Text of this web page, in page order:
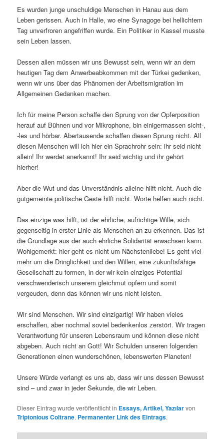
Es wurden junge unschuldige Menschen in Hanau aus dem
Leben gerissen. Auch in Halle, wo eine Synagoge bei hellichtem
Tag unverfroren angefriffen wurde. Ein Politiker in Kassel musste
sein Leben lassen.
Dessen allen müssen wir uns Bewusst sein, wenn wir an dem
heutigen Tag dem Anwerbeabkommen mit der Türkei gedenken,
wenn wir uns über das Phänomen der Arbeitsmigration im
Allgemeinen Gedanken machen.
Ich für meine Person schaffe den Sprung von der Opferposition
herauf auf Bühnen und vor Mikrophone, bin einigermassen sicht-,
-les und hörbar. Abertausende schaffen diesen Sprung nicht. All
diesen Menschen will ich hier ein Sprachrohr sein: ihr seid nicht
allein! Ihr werdet anerkannt! Ihr seid wichtig und ihr gehört
hierher!
Aber die Wut und das Unverständnis alleine hilft nicht. Auch die
gutgemeinte politische Geste hilft nicht. Worte helfen auch nicht.
Das einzige was hilft, ist der ehrliche, aufrichtige Wille, sich
gegenseitig in erster Linie als Menschen an zu erkennen. Das ist
die Grundlage aus der auch ehrliche Solidarität erwachsen kann.
Wohlgemerkt: hier geht es nicht um Nächstenliebe! Es geht viel
mehr um die Dringlichkeit und den Willen, eine zukunftsfähige
Gesellschaft zu formen, in der wir kein einziges Potential
verschwenderisch unserem gleichmut opfern und somit
vergeuden, denn das können wir uns nicht leisten.
Wir sind Menschen. Wir sind einzigartig! Wir haben vieles
erschaffen, aber nochmal soviel bedenkenlos zerstört. Wir tragen
Verantwortung für unseren Lebensraum und können diese nicht
abgeben. Auch nicht an Gott! Wir Schulden unseren folgenden
Generationen einen wunderschönen, lebenswerten Planeten!
Unsere Würde verlangt es uns ab, dass wir uns dessen Bewusst
sind – und zwar in jeder Sekunde, die wir Leben.
Dieser Eintrag wurde veröffentlicht in Essays, Artikel, Yazılarvon
Triptonious Coltrane. Permanenter Link des Eintrags.